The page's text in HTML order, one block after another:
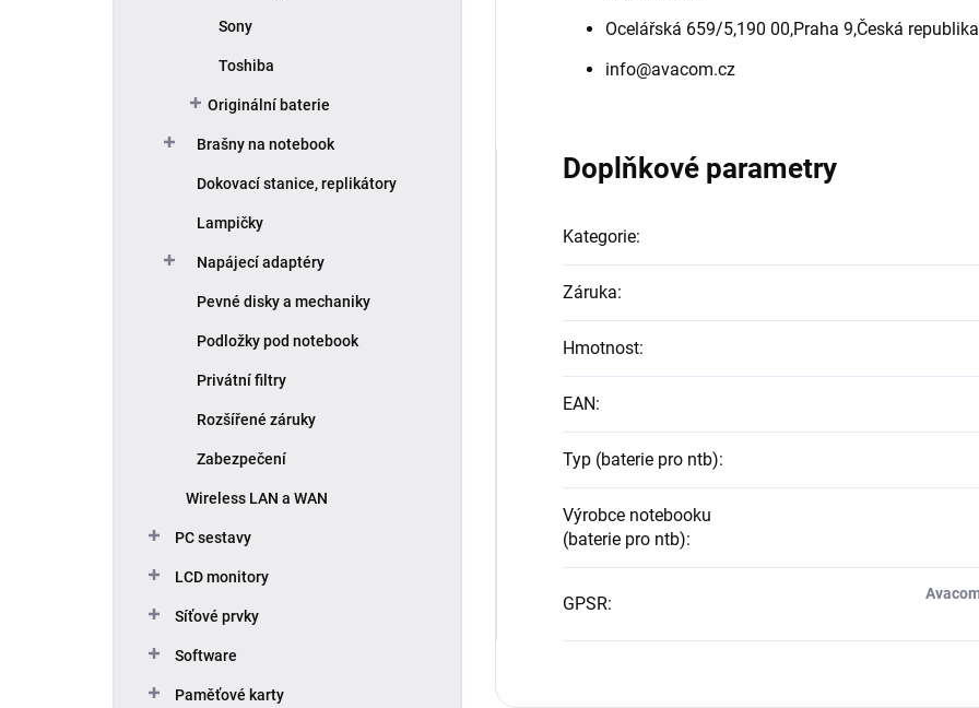
Sony
Toshiba
Originální baterie
Brašny na notebook
Dokovací stanice, replikátory
Lampičky
Napájecí adaptéry
Pevné disky a mechaniky
Podložky pod notebook
Privátní filtry
Rozšířené záruky
Zabezpečení
Wireless LAN a WAN
PC sestavy
LCD monitory
Síťové prvky
Software
Paměťové karty
Ocelářská 659/5,190 00,Praha 9,Česká republika
info@avacom.cz
Doplňkové parametry
Kategorie:
Záruka:
Hmotnost:
EAN:
Typ (baterie pro ntb):
Výrobce notebooku
(baterie pro ntb):
GPSR: